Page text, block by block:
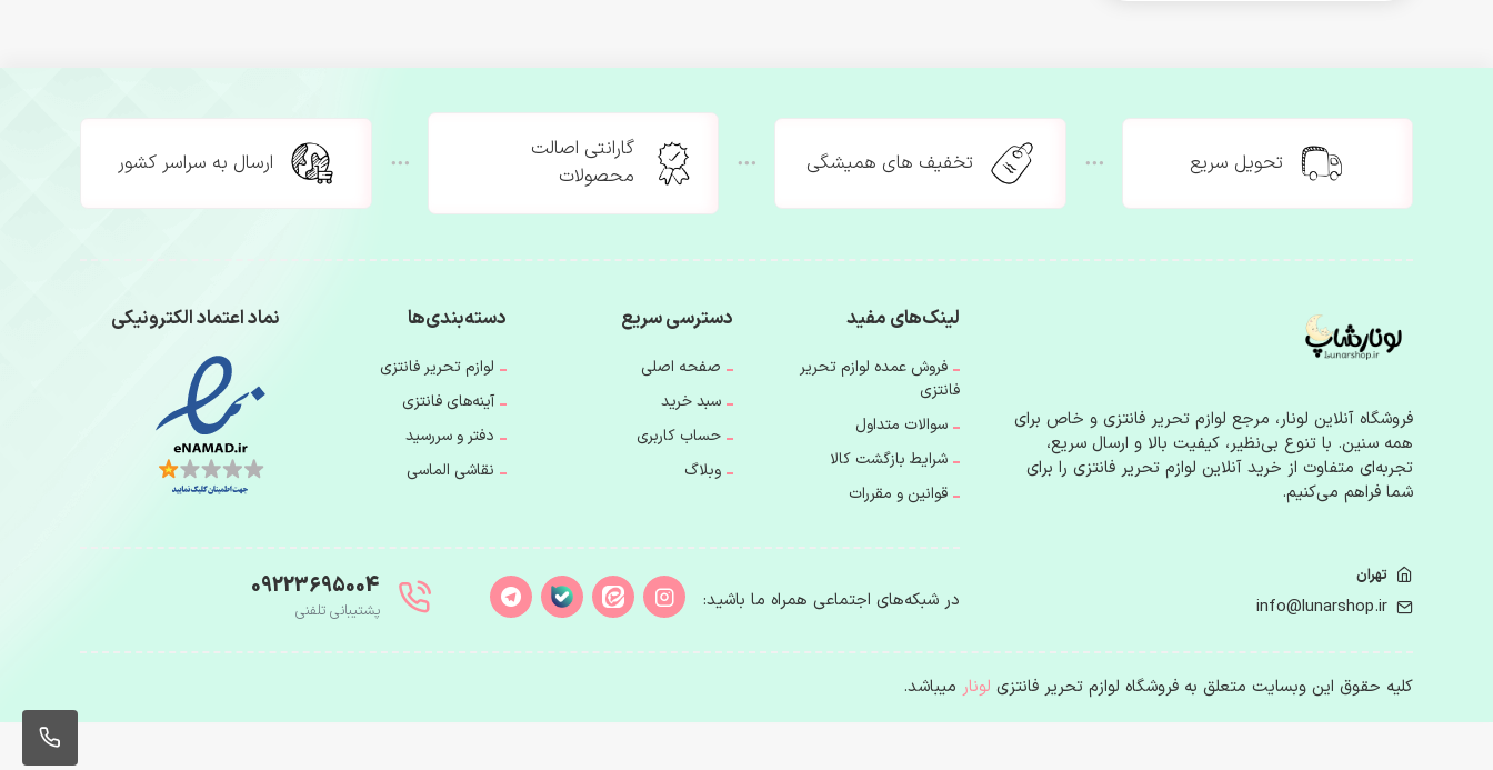
اسموتی
لوازم آرایشی
اکسسوری
جواهرات فانتزی
کیف‌های کوچک
عینک آفتابی
ساعت‌های فانتزی
هدایا و محصولات خاص
استند و نگهدارنده گوشی
لوازم اتاق و خانه
تحویل سریع تخفیف های همیشگی
گارانتی اصالت
محصولات
ارسال به سراسر کشور
فروشگاه آنلاین لونار، مرجع لوازم‌ تحریر فانتزی و خاص برای
همه سنین. با تنوع بی‌نظیر، کیفیت بالا و ارسال سریع،
تجربه‌ای متفاوت از خرید آنلاین لوازم‌ تحریر فانتزی را برای
شما فراهم می‌کنیم.
تهران
info@lunarshop.ir
لینک‌های مفید
فروش عمده لوازم تحریر
فانتزی
سوالات متداول
شرایط بازگشت کالا
قوانین و مقررات
دسترسی سریع
صفحه اصلی
سبد خرید
حساب کاربری
وبلاگ
دسته‌بندی‌ها
لوازم تحریر فانتزی
آینه‌های فانتزی
دفتر و سررسید
نقاشی الماسی
نماد اعتماد الکترونیکی
در شبکه‌های اجتماعی همراه ما باشید: 09223695004
پشتیبانی تلفنی
کلیه حقوق این وبسایت متعلق به فروشگاه لوازم تحریر فانتزی لونار میباشد.